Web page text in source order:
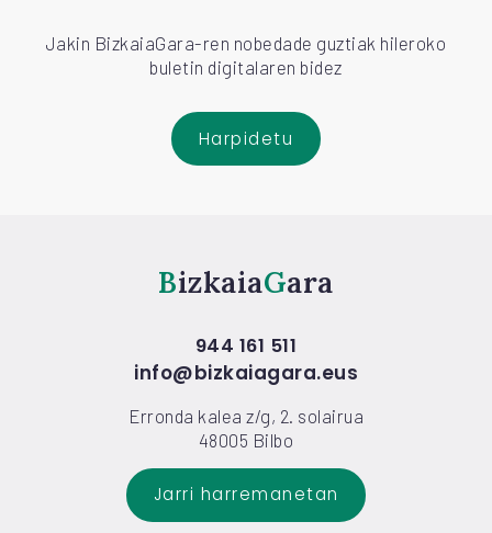
Jakin BizkaiaGara-ren nobedade guztiak hileroko
buletin digitalaren bidez
Harpidetu
Bizkaia Gara
944 161 511
info@bizkaiagara.eus
Erronda kalea z/g, 2. solairua
48005 Bilbo
Jarri harremanetan